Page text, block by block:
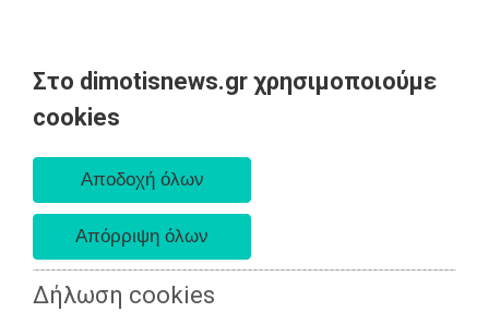
Στο dimotisnews.gr χρησιμοποιούμε
cookies
Δήλωση cookies
AΡΧΙΚΗ
ΕΙΔΗΣΕΙΣ
ΠΟΛΙΤΙΚΗ
ΤΟΠΙΚΗ
ΑΥΤΟΔΙΟΙΚΗΣΗ